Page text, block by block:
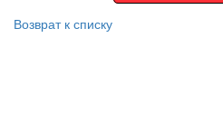
Возврат к списку